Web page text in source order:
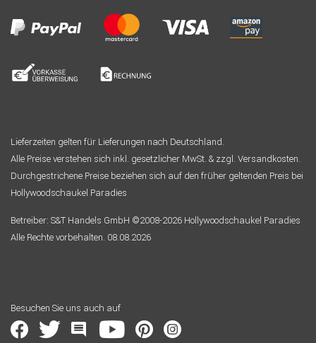
Lieferzeiten gelten für Lieferungen nach Deutschland.
Alle Preise verstehen sich inkl. gesetzlicher MwSt. & zzgl. Versandkosten.
Durchgestrichene Preise beziehen sich auf den früher geltenden Preis bei
Hollywoodschaukel Paradies
Betreiber: S&T Handels GmbH ©2008-2026 Hollywoodschaukel Paradies
Alle Rechte vorbehalten. 08.08.2026
Besuchen Sie uns auch auf